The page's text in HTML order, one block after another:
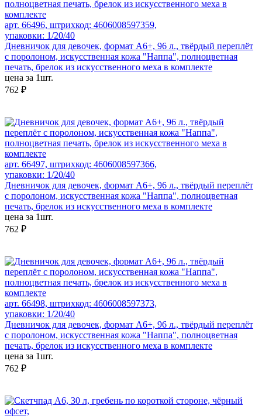
арт. 66496, штрихкод: 4606008597359,
упаковки: 1/20/40
Дневничок для девочек, формат А6+, 96 л., твёрдый переплёт
с поролоном, искусственная кожа "Наппа", полноцветная
печать, брелок из искусственного меха в комплекте
цена за 1шт.
762 ₽
арт. 66497, штрихкод: 4606008597366,
упаковки: 1/20/40
Дневничок для девочек, формат А6+, 96 л., твёрдый переплёт
с поролоном, искусственная кожа "Наппа", полноцветная
печать, брелок из искусственного меха в комплекте
цена за 1шт.
762 ₽
арт. 66498, штрихкод: 4606008597373,
упаковки: 1/20/40
Дневничок для девочек, формат А6+, 96 л., твёрдый переплёт
с поролоном, искусственная кожа "Наппа", полноцветная
печать, брелок из искусственного меха в комплекте
цена за 1шт.
762 ₽